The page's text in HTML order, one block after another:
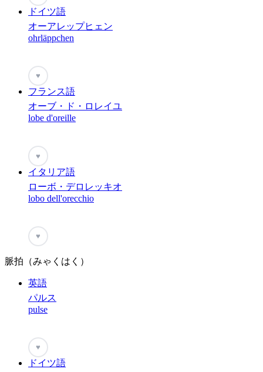
ドイツ語
オーアレップヒェン
ohrläppchen
♥
フランス語
オーブ・ド・ロレイユ
lobe d'oreille
♥
イタリア語
ローボ・デロレッキオ
lobo dell'orecchio
♥
脈拍（みゃくはく）
英語
パルス
pulse
♥
ドイツ語